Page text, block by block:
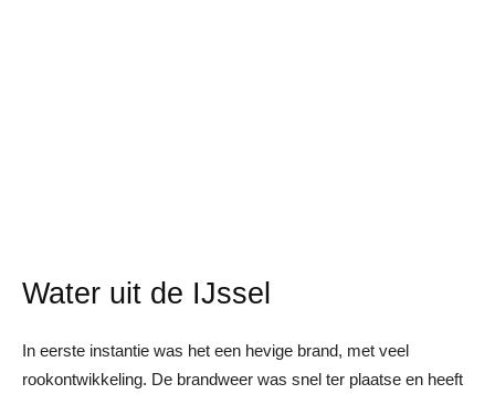
Water uit de IJssel
In eerste instantie was het een hevige brand, met veel
rookontwikkeling. De brandweer was snel ter plaatse en heeft